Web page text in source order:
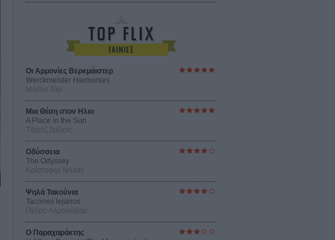
Οι Αρμονίες Βερκμάιστερ
Werckmeister Harmonies
Μπέλα Ταρ
Μια Θέση στον Ηλιο
A Place in the Sun
Τζορτζ Στίβενς
Οδύσσεια
The Odyssey
Κρίστοφερ Νόλαν
Ψηλά Τακούνια
Tacones lejanos
Πέδρο Αλμοδόβαρ
Ο Παραχαράκτης